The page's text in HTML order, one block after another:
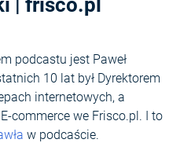
| frisco.pl
podcastu jest Paweł
10 lat był Dyrektorem
internetowych, a
commerce we Frisco.pl. I to
w podcaście.